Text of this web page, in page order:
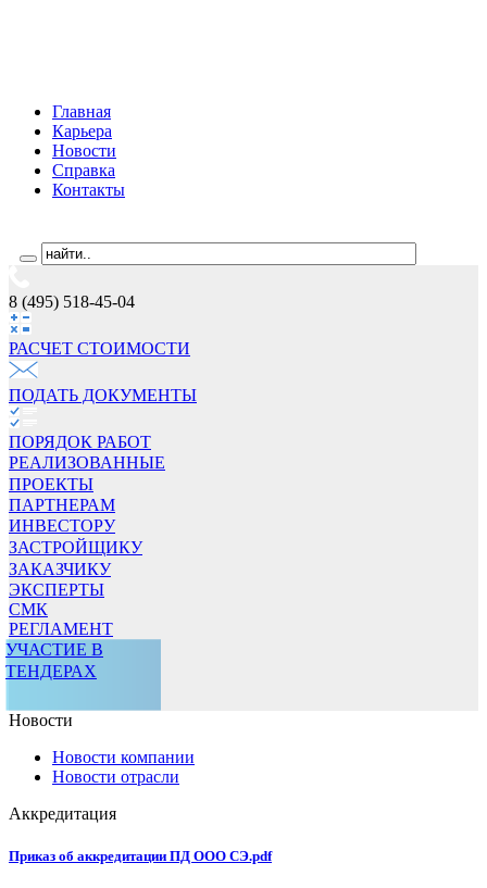
Главная
Карьера
Новости
Справка
Контакты
8 (495) 518-45-04
РАСЧЕТ СТОИМОCТИ
ПОДАТЬ ДОКУМЕНТЫ
ПОРЯДОК РАБОТ
РЕАЛИЗОВАННЫЕ
ПРОЕКТЫ
ПАРТНЕРАМ
ИНВЕСТОРУ
ЗАСТРОЙЩИКУ
ЗАКАЗЧИКУ
ЭКСПЕРТЫ
СМК
РЕГЛАМЕНТ
УЧАСТИЕ В
ТЕНДЕРАХ
Новости
Новости компании
Новости отрасли
Аккредитация
Приказ об аккредитации ПД ООО СЭ.pdf